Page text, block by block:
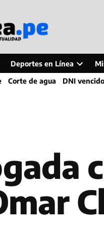
Deportes en Línea
Open
dropdown
Corte de agua DNI vencido